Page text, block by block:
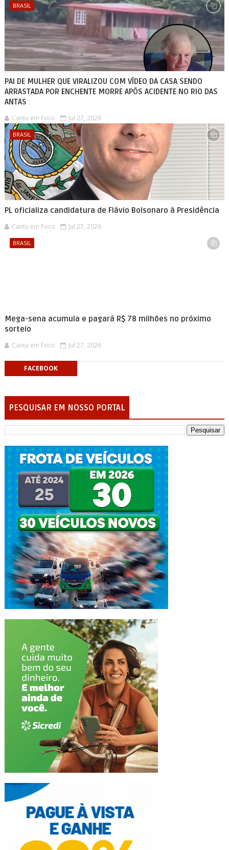
BRASIL
PAI DE MULHER QUE VIRALIZOU COM VÍDEO DA CASA SENDO
ARRASTADA POR ENCHENTE MORRE APÓS ACIDENTE NO RIO DAS
ANTAS
Cantu em Foco Jul 27, 2026
BRASIL
PL oficializa candidatura de Flávio Bolsonaro à Presidência
Cantu em Foco Jul 27, 2026
BRASIL
Mega-sena acumula e pagará R$ 78 milhões no próximo
sorteio
Cantu em Foco Jul 27, 2026
FACEBOOK
PESQUISAR EM NOSSO PORTAL